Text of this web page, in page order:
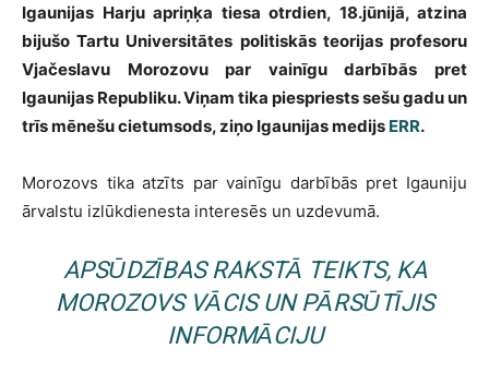
Igaunijas Harju apriņķa tiesa otrdien, 18.jūnijā, atzina
bijušo Tartu Universitātes politiskās teorijas profesoru
Vjačeslavu Morozovu par vainīgu darbībās pret
Igaunijas Republiku. Viņam tika piespriests sešu gadu un
trīs mēnešu cietumsods, ziņo Igaunijas medijs ERR.
Morozovs tika atzīts par vainīgu darbībās pret Igauniju
ārvalstu izlūkdienesta interesēs un uzdevumā.
APSŪDZĪBAS RAKSTĀ TEIKTS, KA
MOROZOVS VĀCIS UN PĀRSŪTĪJIS
INFORMĀCIJU